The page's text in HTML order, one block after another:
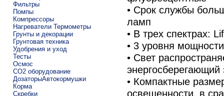
Фильтры
Помпы
Компрессоры
Нагреватели Термометры
Грунты и декорации
Грунтовая техника
Удобрения и уход
Тесты
Осмос
CO2 оборудование
ДозаторыАвтокормушки
Корма
Скребки
• Срок службы
ламп
• В трех спектрах:
• 3 уровня
• Свет
• Компактные
освещенности, в